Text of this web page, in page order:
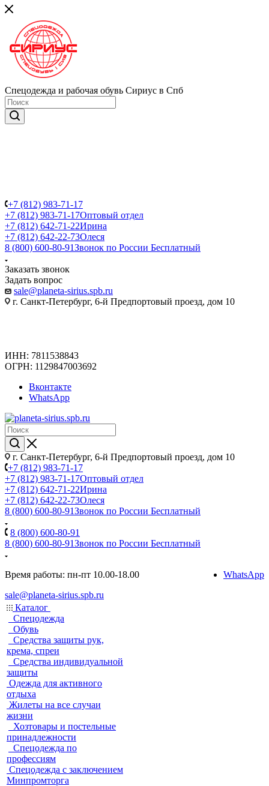
Спецодежда и рабочая обувь Сириус в Спб
+7 (812) 983-71-17
+7 (812) 983-71-17Оптовый отдел
+7 (812) 642-71-22Ирина
+7 (812) 642-22-73Олеся
8 (800) 600-80-91Звонок по России Бесплатный
Заказать звонок
Задать вопрос
sale@planeta-sirius.spb.ru
г. Санкт-Петербург, 6-й Предпортовый проезд, дом 10
ИНН: 7811538843
ОГРН: 1129847003692
Вконтакте
WhatsApp
г. Санкт-Петербург, 6-й Предпортовый проезд, дом 10
+7 (812) 983-71-17
+7 (812) 983-71-17Оптовый отдел
+7 (812) 642-71-22Ирина
+7 (812) 642-22-73Олеся
8 (800) 600-80-91Звонок по России Бесплатный
8 (800) 600-80-91
8 (800) 600-80-91Звонок по России Бесплатный
Время работы: пн-пт 10.00-18.00
sale@planeta-sirius.spb.ru
WhatsApp
Каталог
Спецодежда
Обувь
Средства защиты рук,
крема, спреи
Средства индивидуальной
защиты
Одежда для активного
отдыха
Жилеты на все случаи
жизни
Хозтовары и постельные
принадлежности
Спецодежда по
профессиям
Спецодежда с заключением
Минпромторга